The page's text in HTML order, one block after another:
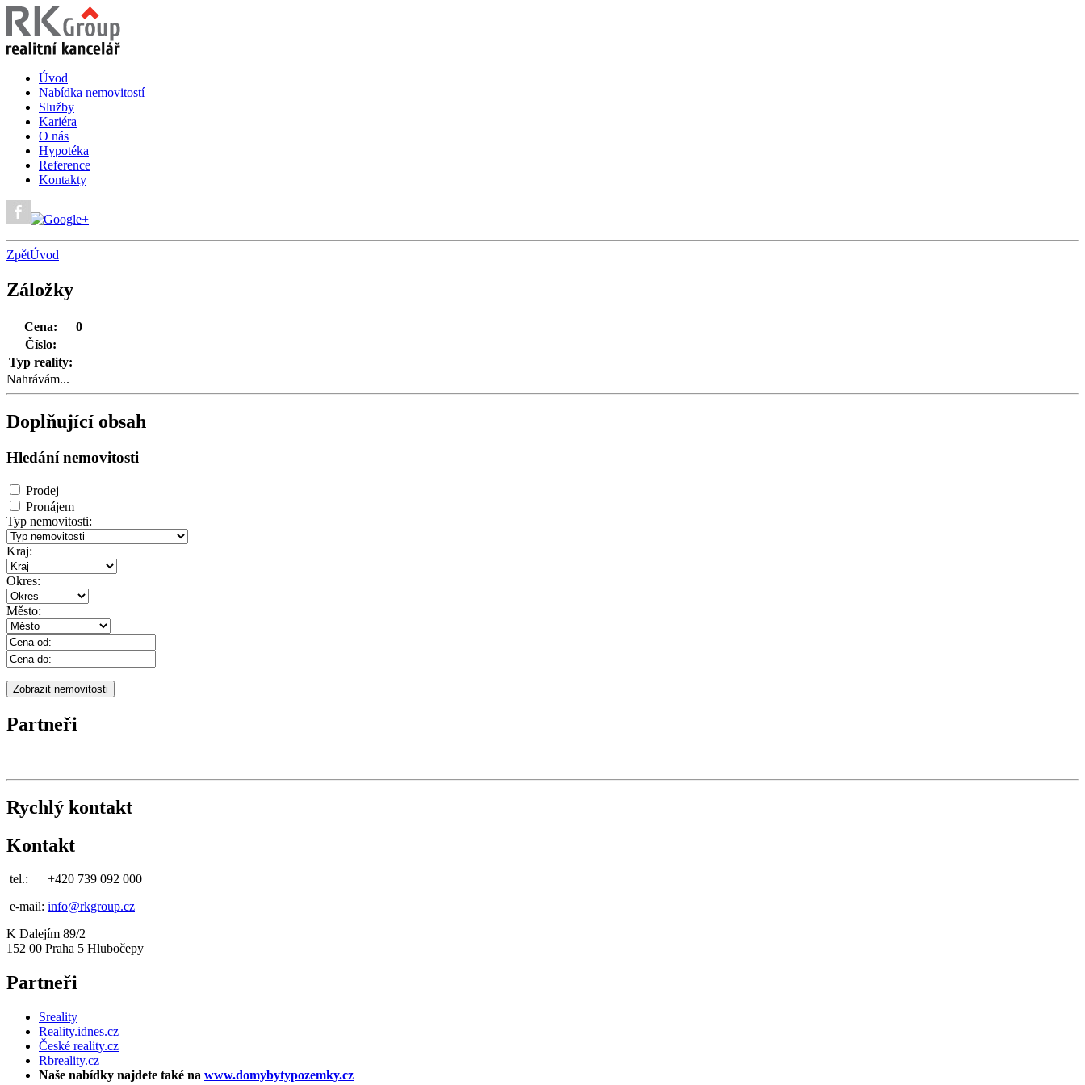
Úvod
Nabídka nemovitostí
Služby
Kariéra
O nás
Hypotéka
Reference
Kontakty
ZpětÚvod
Záložky
Cena:
0
Číslo:
Typ reality:
Nahrávám...
Doplňující obsah
Hledání nemovitosti
Prodej
Pronájem
Typ nemovitosti:
Kraj:
Okres:
Město:
Partneři
Rychlý kontakt
Kontakt
tel.: +420 739 092 000
e-mail: info@rkgroup.cz
K Dalejím 89/2
152 00 Praha 5 Hlubočepy
Partneři
Sreality
Reality.idnes.cz
České reality.cz
Rbreality.cz
Naše nabídky najdete také na www.domybytypozemky.cz